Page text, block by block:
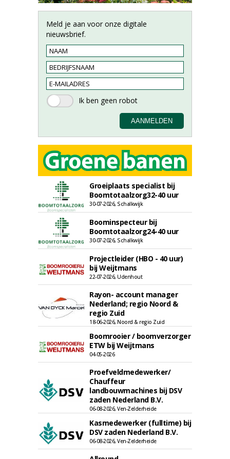
Meld je aan voor onze digitale
nieuwsbrief.
Groeiplaats specialist bij
Boomtotaalzorg32-40 uur
30-07-2026, Schalkwijk
Boominspecteur bij
Boomtotaalzorg24-40 uur
30-07-2026, Schalkwijk
Projectleider (HBO - 40 uur)
bij Weijtmans
22-07-2026, Udenhout
Rayon- account manager
Nederland; regio Noord &
regio Zuid
18-06-2026, Noord & regio Zuid
Boomrooier / boomverzorger
ETW bij Weijtmans
04-05-2026
Proefveldmedewerker/
Chauffeur
landbouwmachines bij DSV
zaden Nederland B.V.
06-08-2026, Ven-Zelderheide
Kasmedewerker (fulltime) bij
DSV zaden Nederland B.V.
06-08-2026, Ven-Zelderheide